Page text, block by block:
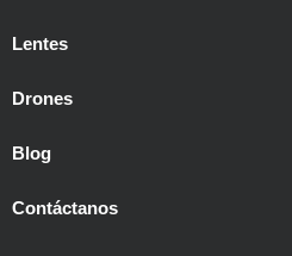
Lentes
Drones
Blog
Contáctanos